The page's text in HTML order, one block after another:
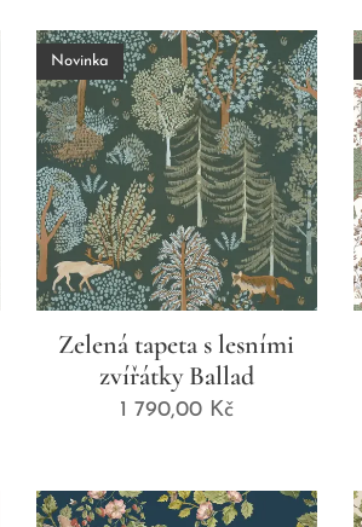
Zelená tapeta s lesními
zvířátky Ballad
Novinka
1 790,00Kč